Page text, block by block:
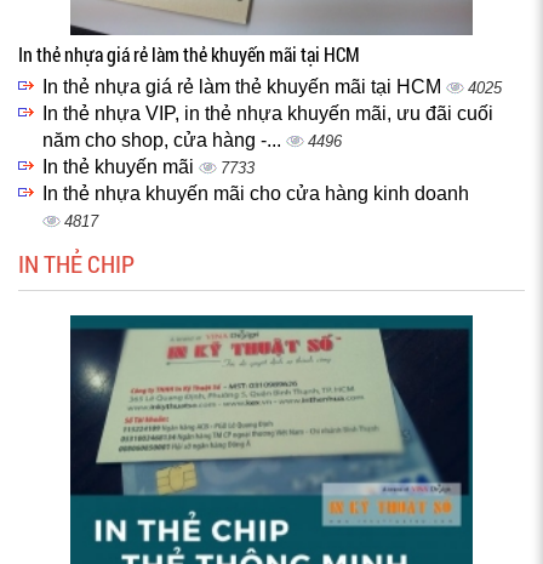
In thẻ nhựa giá rẻ làm thẻ khuyến mãi tại HCM
In thẻ nhựa giá rẻ làm thẻ khuyến mãi tại HCM 4025
In thẻ nhựa VIP, in thẻ nhựa khuyến mãi, ưu đãi cuối
năm cho shop, cửa hàng -...
4496
In thẻ khuyến mãi 7733
In thẻ nhựa khuyến mãi cho cửa hàng kinh doanh
4817
IN THẺ CHIP